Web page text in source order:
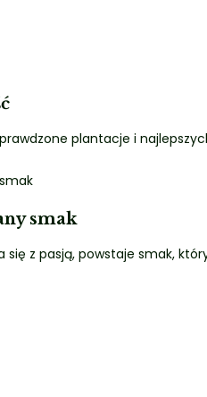
plantacje i
smak
się z pasją, powstaje smak,